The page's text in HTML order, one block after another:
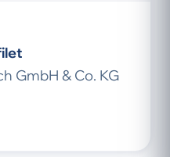
GmbH & Co. KG